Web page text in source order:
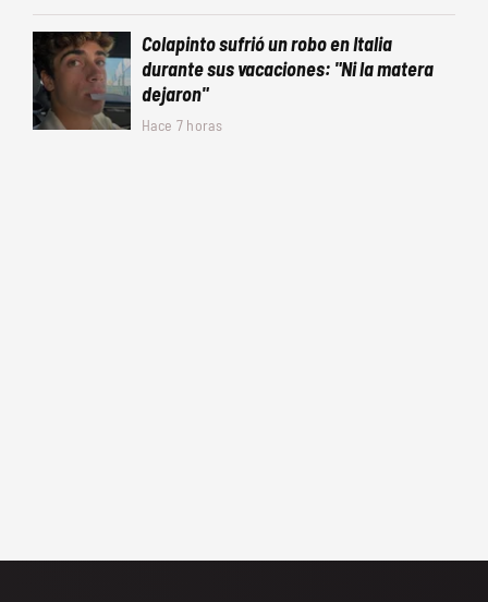
Colapinto sufrió un robo en Italia
durante sus vacaciones: "Ni la matera
dejaron"
Hace 7 horas